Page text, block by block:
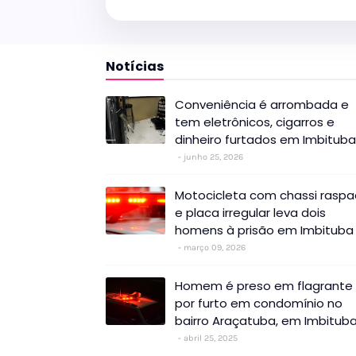
Notícias
Conveniência é arrombada e
tem eletrônicos, cigarros e
dinheiro furtados em Imbituba
junho 25, 2026
Motocicleta com chassi
e placa irregular leva dois
homens à prisão em Imbituba
março 09, 2026
Homem é preso em flagrante
por furto em condomínio no
bairro Araçatuba, em
abril 25, 2025